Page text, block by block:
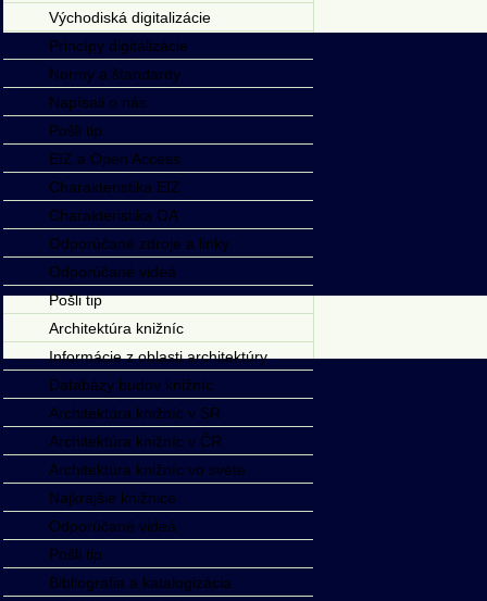
Východiská digitalizácie
Princípy digitalizácie
Normy a štandardy
Napísali o nás
Pošli tip
EIZ a Open Access
Charakteristika EIZ
Charakteristika OA
Odporúčané zdroje a linky
Odporúčané videá
Pošli tip
Architektúra knižníc
Informácie z oblasti architektúry
Databázy budov knižníc
Architektúra knižníc v SR
Architektúra knižníc v ČR
Architektúra knižníc vo svete
Najkrajšie knižnice
Odporúčané videá
Pošli tip
Bibliografia a katalogizácia